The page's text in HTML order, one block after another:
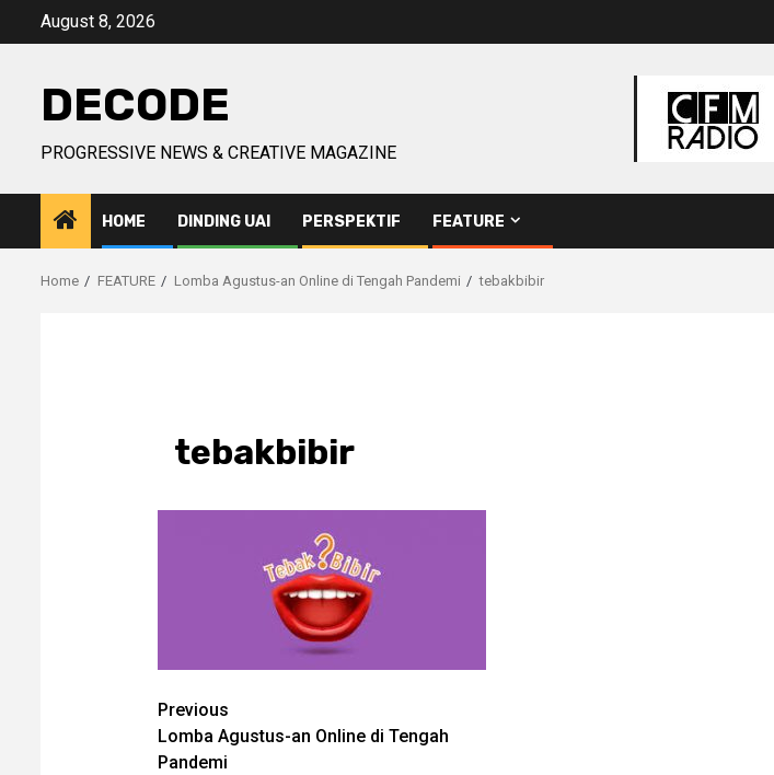
August 8, 2026
DECODE
PROGRESSIVE NEWS & CREATIVE MAGAZINE
HOME DINDING UAI PERSPEKTIF FEATURE
Home FEATURE Lomba Agustus-an Online di Tengah Pandemi tebakbibir
tebakbibir
Post
navigation
Previous
Lomba Agustus-an Online di Tengah
Pandemi